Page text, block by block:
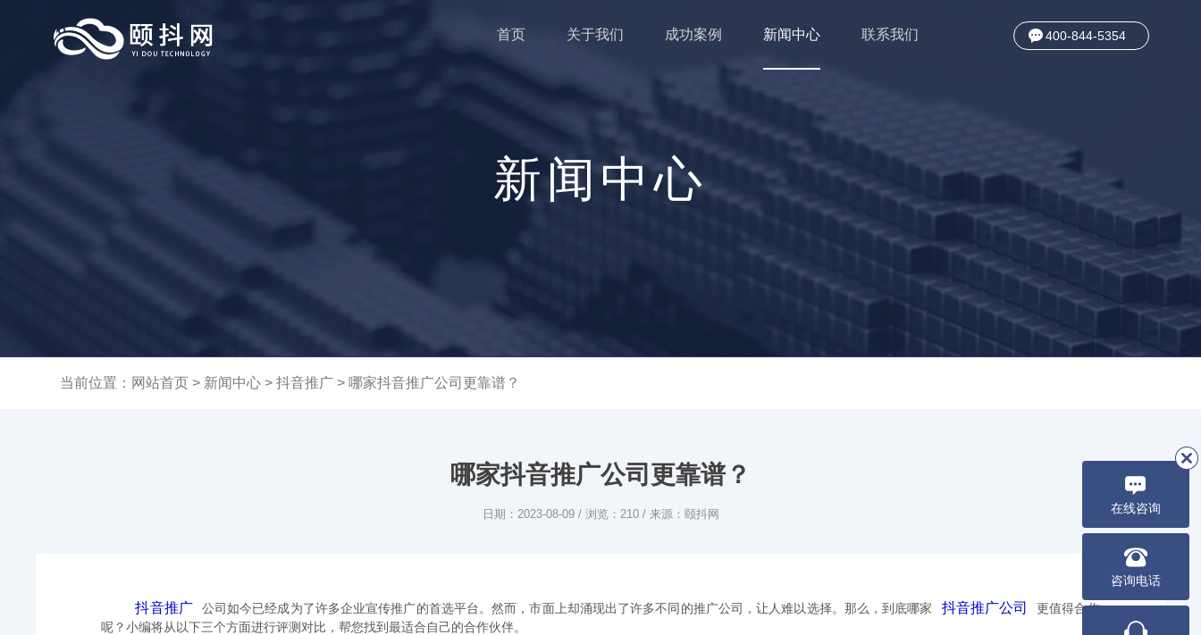
400-844-5354
首页 关于我们 成功案例 新闻中心 联系我们
新闻中心
当前位置： 网站首页 > 新闻中心 >抖音推广 > 哪家抖音推广公司更靠谱？
哪家抖音推广公司更靠谱？
日期：2023-08-09 / 浏览：210 / 来源：颐抖网
抖音推广 公司如今已经成为了许多企业宣传推广的首选平台。然而，市面上却涌现出了许多不同的推广公司，让人难以选择。那么，到底哪家 抖音推广公司
更值得合作
呢？小编将从以下三个方面进行评测对比，帮您找到最适合自己的合作伙伴。
在线咨询
咨询电话